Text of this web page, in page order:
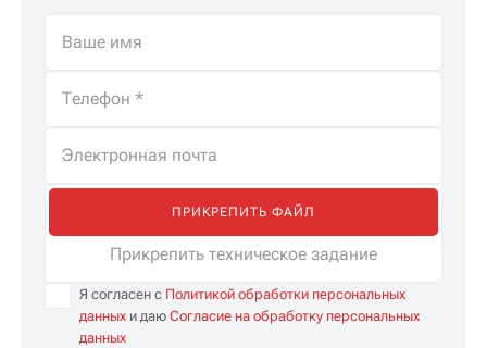
ПРИКРЕПИТЬ ФАЙЛ
Прикрепить техническое задание
Я согласен с Политикой обработки персональных
данных и даю Согласие на обработку персональных
данных